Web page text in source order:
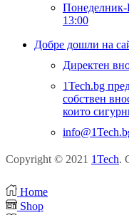
Понеделник-
13:00
Добре дошли на
Директен
1Tech.bg
собствен
които
Copyright © 2021 1Tech.
Home
Shop